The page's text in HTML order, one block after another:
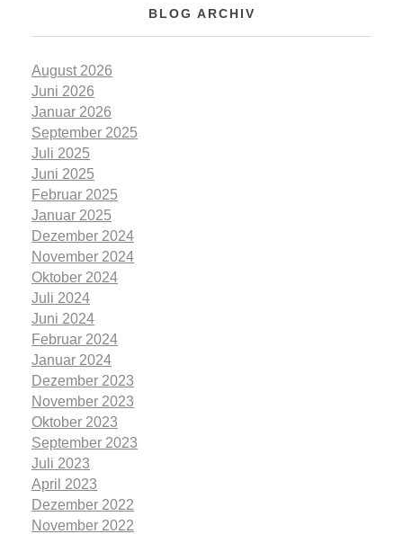
BLOG ARCHIV
August 2026
Juni 2026
Januar 2026
September 2025
Juli 2025
Juni 2025
Februar 2025
Januar 2025
Dezember 2024
November 2024
Oktober 2024
Juli 2024
Juni 2024
Februar 2024
Januar 2024
Dezember 2023
November 2023
Oktober 2023
September 2023
Juli 2023
April 2023
Dezember 2022
November 2022